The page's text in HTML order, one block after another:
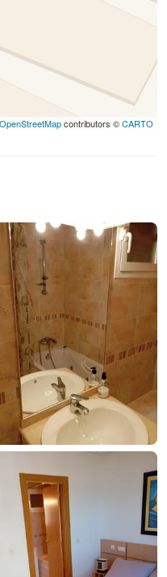
OpenStreetMapcontributors ©CARTO